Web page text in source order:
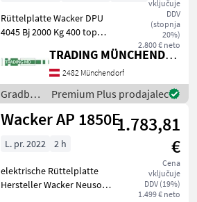
vključuje
DDV
(stopnja
20%)
2.800 € neto
Rüttelplatte Wacker DPU
4045 Bj 2000 Kg 400 top
Maschine wurde getestet
Alle Funktionen wurden
überpüft Service wurde
gemacht (Motoröl, k
TRADING MÜNCHENDORF Handels GmbH
2482 Münchendorf
Gradbeni
stroji /
Wacker
Premium Plus prodajalec
Wacker AP 1850E1.783,81
€
Cena
vključuje
DDV (19%)
1.499 € neto
L. pr. 2022 2 h
elektrische Rüttelplatte
Hersteller Wacker Neuson